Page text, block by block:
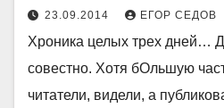
23.09.2014 ЕГОР СЕДОВ
Хроника целых трех дней…
совестно. Хотя бОльшую
читатели, видели, а